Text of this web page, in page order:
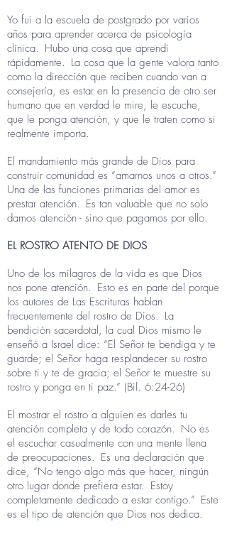
Yo fui a la escuela de postgrado por varios
años para aprender acerca de psicología
clínica. Hubo una cosa que aprendí
rápidamente. La cosa que la gente valora tanto
como la dirección que reciben cuando van a
consejería, es estar en la presencia de otro ser
humano que en verdad le mire, le escuche,
que le ponga atención, y que le traten como si
realmente importa.
El mandamiento más grande de Dios para
construir comunidad es “amarnos unos a otros.”
Una de las funciones primarias del amor es
prestar atención. Es tan valuable que no solo
damos atención - sino que pagamos por ello.
EL ROSTRO ATENTO DE DIOS
Uno de los milagros de la vida es que Dios
nos pone atención. Esto es en parte del porque
los autores de Las Escrituras hablan
frecuentemente del rostro de Dios. La
bendición sacerdotal, la cual Dios mismo le
enseñó a Israel dice: “El Señor te bendiga y te
guarde; el Señor haga resplandecer su rostro
sobre ti y te de gracia; el Señor te muestre su
rostro y ponga en ti paz.” (Bil. 6:24-26)
El mostrar el rostro a alguien es darles tu
atención completa y de todo corazón. No es
el escuchar casualmente con una mente llena
de preocupaciones. Es una declaración que
dice, “No tengo algo más que hacer, ningún
otro lugar donde prefiera estar. Estoy
completamente dedicado a estar contigo.” Este
es el tipo de atención que Dios nos dedica.